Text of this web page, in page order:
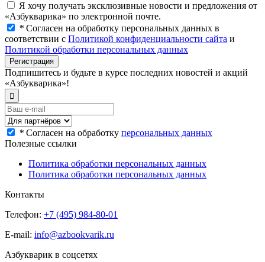
Я хочу получать эксклюзивные новости и предложения от
«Азбукварика» по электронной почте.
* Согласен на обработку персональных данных в
соответствии с Политикой конфиденциальности сайта и
Политикой обработки персональных данных
Подпишитесь и будьте в курсе последних новостей и акций
«Азбукварика»!
* Согласен на обработку персональных данных
Полезные ссылки
Политика обработки персональных данных
Политика обработки персональных данных
Контакты
Телефон: +7 (495) 984-80-01
E-mail: info@azbookvarik.ru
Азбукварик в соцсетях